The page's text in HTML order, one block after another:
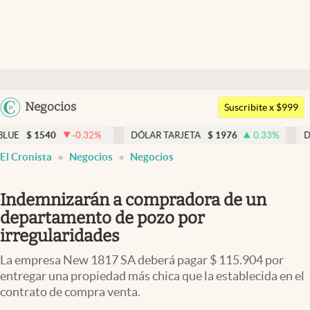
Argentina
Uruguay
Negocios
Members
Economía y Política
Finanzas y Mercados
Negocios
Columnistas
Otras secciones
Apertura
Suscribite x $999
% DÓLAR TARJETA $ 1976 0.33% DÓLAR MEP
El Cronista Negocios Negocios
Indemnizarán a compradora de un
departamento de pozo por
irregularidades
La empresa New 1817 SA deberá pagar $ 115.904 por
entregar una propiedad más chica que la establecida en el
contrato de compra venta.